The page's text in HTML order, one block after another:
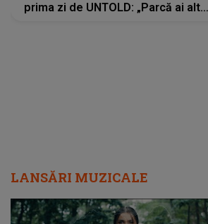
prima zi de UNTOLD: „Parcă ai altă
LANSĂRI MUZICALE